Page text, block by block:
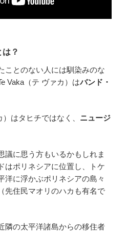
？
ことのない人には馴染みのな
Vaka（テ ヴァカ）はバンド・
はタヒチではなく、 ニュージ
議に思う方もいるかもしれま
はポリネシアに位置し、トケ
洋に浮かぶポリネシアの島々
先住民マオリのハカも有名で
隣の太平洋諸島からの移住者